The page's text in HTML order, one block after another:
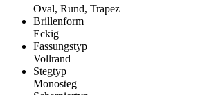
Oval, Rund, Trapez
Brillenform
Eckig
Fassungstyp
Vollrand
Stegtyp
Monosteg